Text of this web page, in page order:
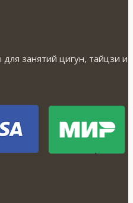
занятий цигун, тайцзи и